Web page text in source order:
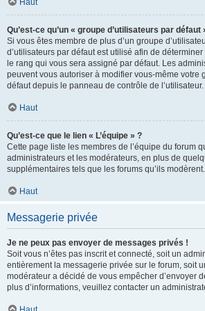
Haut
Qu’est-ce qu’un « groupe d’utilisateurs par défaut
Si vous êtes membre de plus d’un groupe
d’utilisateurs par défaut est utilisé afin de
le rang qui vous sera assigné par défaut. Les
peuvent vous autoriser à modifier vous-même votre
défaut depuis le panneau de contrôle de l’utilisateur.
Haut
Qu’est-ce que le lien « L’équipe » ?
Cette page liste les membres de l’équipe du forum
administrateurs et les modérateurs, en plus de
supplémentaires tels que les forums qu’ils modèrent.
Haut
Messagerie privée
Je ne peux pas envoyer de messages privés !
Soit vous n’êtes pas inscrit et connecté, soit un
entièrement la messagerie privée sur le forum, soit
modérateur a décidé de vous empêcher d’envoyer
plus d’informations, veuillez contacter un